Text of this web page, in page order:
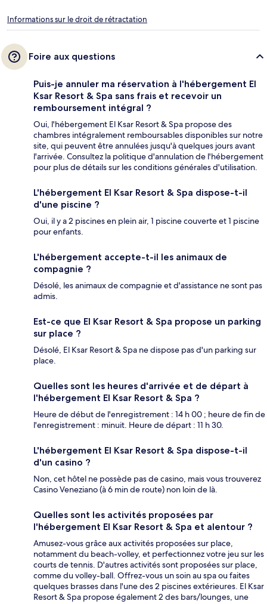
Informations sur le droit de rétractation
Foire aux questions
Puis-je annuler ma réservation à l'hébergement El
Ksar Resort & Spa sans frais et recevoir un
remboursement intégral ?
Oui, l'hébergement El Ksar Resort & Spa propose des
chambres intégralement remboursables disponibles sur notre
site, qui peuvent être annulées jusqu'à quelques jours avant
l'arrivée. Consultez la politique d'annulation de l'hébergement
pour plus de détails sur les conditions générales d'utilisation.
L'hébergement El Ksar Resort & Spa dispose-t-il
d'une piscine ?
Oui, il y a 2 piscines en plein air, 1 piscine couverte et 1 piscine
pour enfants.
L'hébergement accepte-t-il les animaux de
compagnie ?
Désolé, les animaux de compagnie et d'assistance ne sont pas
admis.
Est-ce que El Ksar Resort & Spa propose un parking
sur place ?
Désolé, El Ksar Resort & Spa ne dispose pas d'un parking sur
place.
Quelles sont les heures d'arrivée et de départ à
l'hébergement El Ksar Resort & Spa ?
Heure de début de l'enregistrement : 14 h 00 ; heure de fin de
l'enregistrement : minuit. Heure de départ : 11 h 30.
L'hébergement El Ksar Resort & Spa dispose-t-il
d'un casino ?
Non, cet hôtel ne possède pas de casino, mais vous trouverez
Casino Veneziano (à 6 min de route) non loin de là.
Quelles sont les activités proposées par
l'hébergement El Ksar Resort & Spa et alentour ?
Amusez-vous grâce aux activités proposées sur place,
notamment du beach-volley, et perfectionnez votre jeu sur les
courts de tennis. D'autres activités sont proposées sur place,
comme du volley-ball. Offrez-vous un soin au spa ou faites
quelques brasses dans l'une des 2 piscines extérieures. El Ksar
Resort & Spa propose également 2 des bars/lounges, une